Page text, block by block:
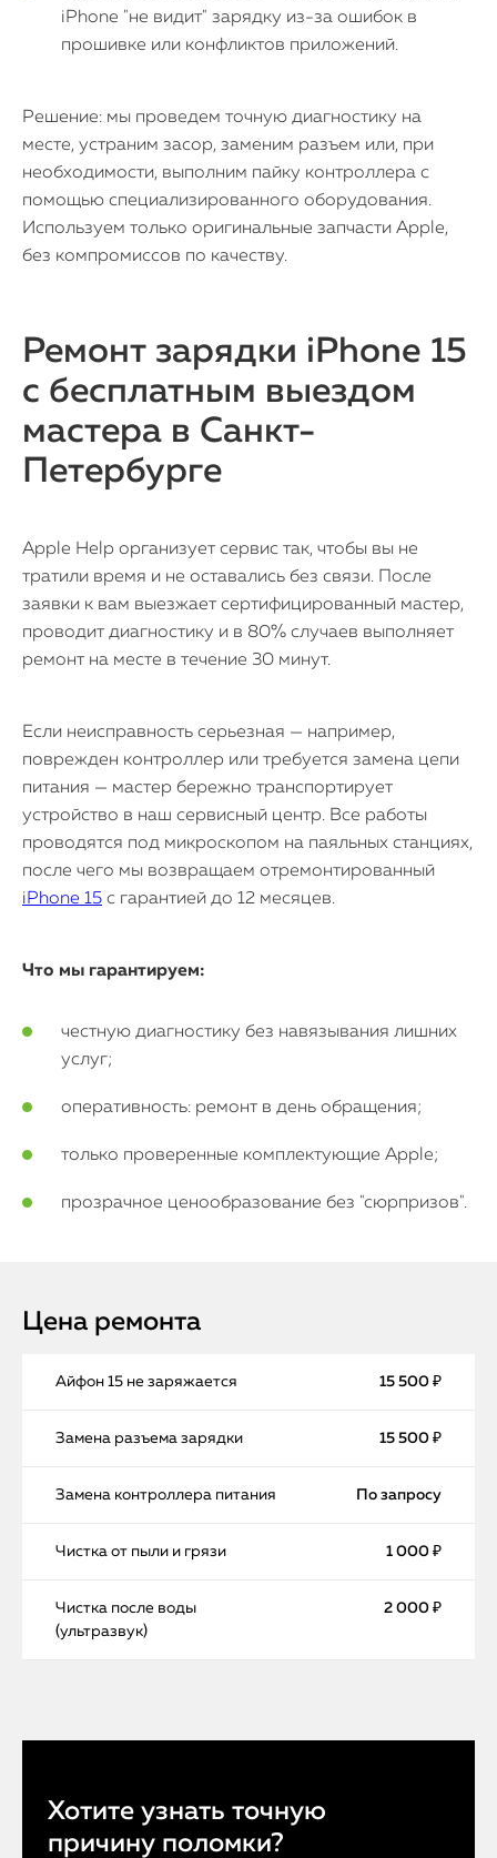
iPhone "не видит" зарядку из-за ошибок в
прошивке или конфликтов приложений.
Решение: мы проведем точную диагностику на
месте, устраним засор, заменим разъем или, при
необходимости, выполним пайку контроллера с
помощью специализированного оборудования.
Используем только оригинальные запчасти Apple,
без компромиссов по качеству.
Ремонт зарядки iPhone 15
с бесплатным выездом
мастера в Санкт-
Петербурге
Apple Help организует сервис так, чтобы вы не
тратили время и не оставались без связи. После
заявки к вам выезжает сертифицированный мастер,
проводит диагностику и в 80% случаев выполняет
ремонт на месте в течение 30 минут.
Если неисправность серьезная — например,
поврежден контроллер или требуется замена цепи
питания — мастер бережно транспортирует
устройство в наш сервисный центр. Все работы
проводятся под микроскопом на паяльных станциях,
после чего мы возвращаем отремонтированный
iPhone 15 с гарантией до 12 месяцев.
Что мы гарантируем:
честную диагностику без навязывания лишних
услуг;
оперативность: ремонт в день обращения;
только проверенные комплектующие Apple;
прозрачное ценообразование без "сюрпризов".
Цена ремонта
Айфон 15 не заряжается 15 500 ₽
Замена разъема зарядки 15 500 ₽
Замена контроллера питания По запросу
Чистка от пыли и грязи 1 000 ₽
Чистка после воды
(ультразвук)
2 000 ₽
Хотите узнать точную
причину поломки?